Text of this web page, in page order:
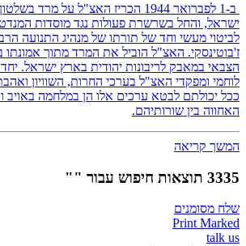
ב-1 לפברואר 1944 הכריז האצ"ל על מרד
ישראל, והחל בשרשרת פעולות נגד מוסדות
לביטוי מעשי וחד של תורתו של מנהיג התנועה
ז'בוטינסקי. האצ"ל הוביל את המרד מתוך אמונתו
הצבאי במאבק לריבונות יהודית בארץ ישראל.
לוחמי ומפקדי האצ"ל בערכי החרות, השוויון
ככל יכולתם לבטא ערכים אלו הן במלחמה באויב
האחווה בין שורותיהם.
המשך קריאה
3335 תוצאות חיפוש עבור ""
שלח מסומנים
Print Marked
talk us